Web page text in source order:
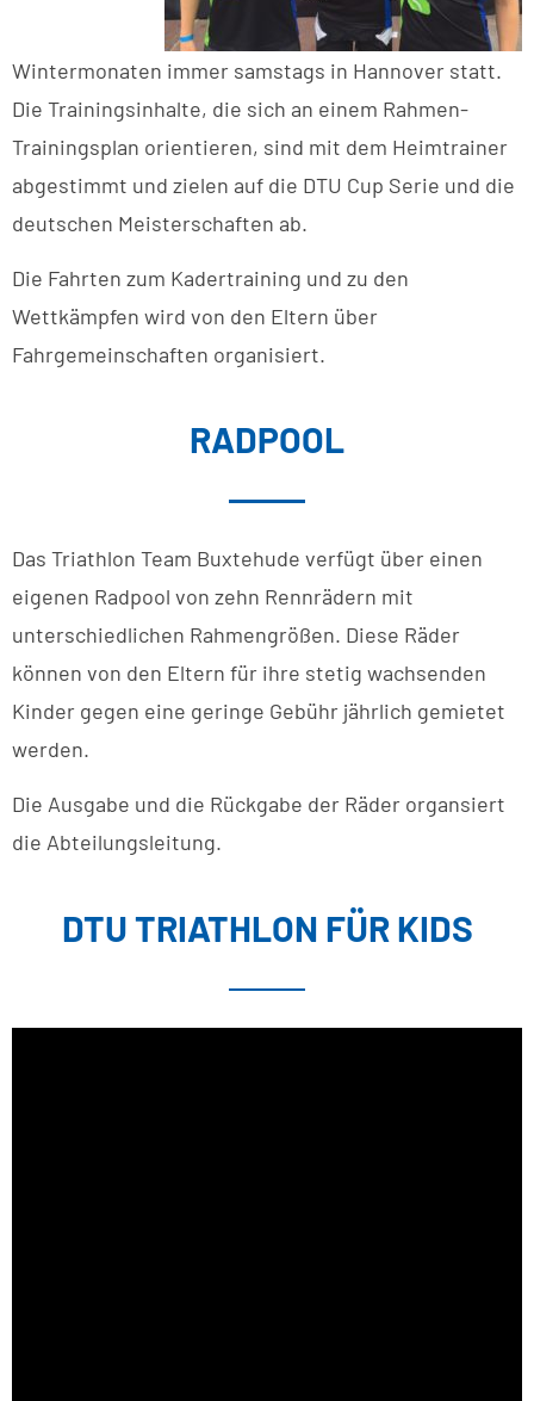
Wintermonaten immer samstags in Hannover statt.
Die Trainingsinhalte, die sich an einem Rahmen-
Trainingsplan orientieren, sind mit dem Heimtrainer
abgestimmt und zielen auf die DTU Cup Serie und die
deutschen Meisterschaften ab.
Die Fahrten zum Kadertraining und zu den
Wettkämpfen wird von den Eltern über
Fahrgemeinschaften organisiert.
RADPOOL
Das Triathlon Team Buxtehude verfügt über einen
eigenen Radpool von zehn Rennrädern mit
unterschiedlichen Rahmengrößen. Diese Räder
können von den Eltern für ihre stetig wachsenden
Kinder gegen eine geringe Gebühr jährlich gemietet
werden.
Die Ausgabe und die Rückgabe der Räder organsiert
die Abteilungsleitung.
DTU TRIATHLON FÜR KIDS